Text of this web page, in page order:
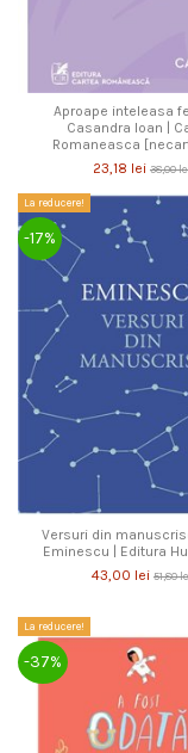
Aproape inteleasa
Casandra Ioan |
Romaneasca
23,18 lei 38,00
La reducere!
-17%
Versuri din
Eminescu | Editura
43,00 lei 51,80
La reducere!
-37%